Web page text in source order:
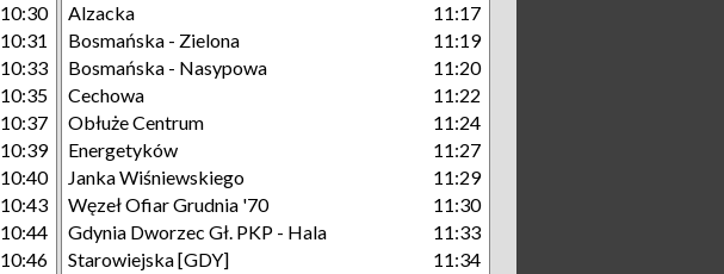
10:30
10:31
10:33
10:35
10:37
10:39
10:40
10:43
10:44
10:46
Alzacka
11:17
Bosmańska - Zielona
11:19
Bosmańska - Nasypowa
11:20
Cechowa
11:22
Obłuże Centrum
11:24
Energetyków
11:27
Janka Wiśniewskiego
11:29
Węzeł Ofiar Grudnia '70
11:30
Gdynia Dworzec Gł. PKP - Hala
11:33
Starowiejska [GDY]
11:34